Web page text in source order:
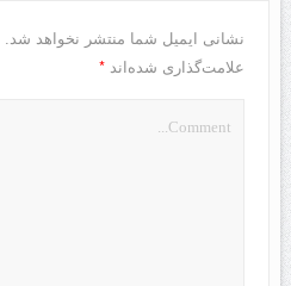
نشانی ایمیل شما منتشر نخواهد شد.
علامت‌گذاری شده‌اند *